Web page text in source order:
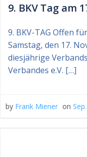
9. BKV Tag am
9. BKV-TAG Offen
Samstag, den 17.
diesjährige
Verbandes e.V. […]
by Frank Miener on